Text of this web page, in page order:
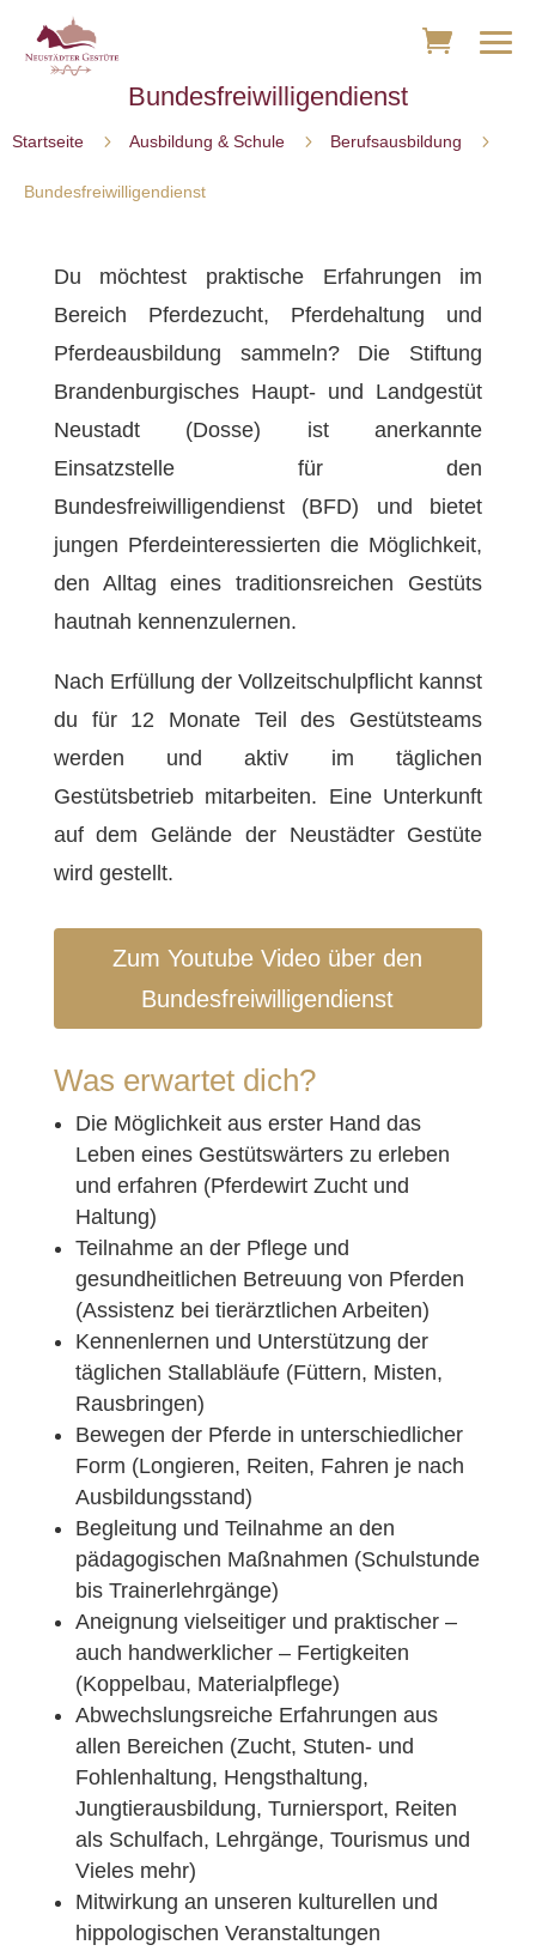
Bundesfreiwilligendienst
Startseite 5 Ausbildung & Schule 5 Berufsausbildung 5
Bundesfreiwilligendienst
Du möchtest praktische Erfahrungen im
Bereich Pferdezucht, Pferdehaltung und
Pferdeausbildung sammeln? Die Stiftung
Brandenburgisches Haupt- und Landgestüt
Neustadt (Dosse) ist anerkannte
Einsatzstelle für den
Bundesfreiwilligendienst (BFD) und bietet
jungen Pferdeinteressierten die Möglichkeit,
den Alltag eines traditionsreichen Gestüts
hautnah kennenzulernen.
Nach Erfüllung der Vollzeitschulpflicht kannst
du für 12 Monate Teil des Gestütsteams
werden und aktiv im täglichen
Gestütsbetrieb mitarbeiten. Eine Unterkunft
auf dem Gelände der Neustädter Gestüte
wird gestellt.
Zum Youtube Video über den
Bundesfreiwilligendienst
Was erwartet dich?
Die Möglichkeit aus erster Hand das
Leben eines Gestütswärters zu erleben
und erfahren (Pferdewirt Zucht und
Haltung)
Teilnahme an der Pflege und
gesundheitlichen Betreuung von Pferden
(Assistenz bei tierärztlichen Arbeiten)
Kennenlernen und Unterstützung der
täglichen Stallabläufe (Füttern, Misten,
Rausbringen)
Bewegen der Pferde in unterschiedlicher
Form (Longieren, Reiten, Fahren je nach
Ausbildungsstand)
Begleitung und Teilnahme an den
pädagogischen Maßnahmen (Schulstunde
bis Trainerlehrgänge)
Aneignung vielseitiger und praktischer –
auch handwerklicher – Fertigkeiten
(Koppelbau, Materialpflege)
Abwechslungsreiche Erfahrungen aus
allen Bereichen (Zucht, Stuten- und
Fohlenhaltung, Hengsthaltung,
Jungtierausbildung, Turniersport, Reiten
als Schulfach, Lehrgänge, Tourismus und
Vieles mehr)
Mitwirkung an unseren kulturellen und
hippologischen Veranstaltungen